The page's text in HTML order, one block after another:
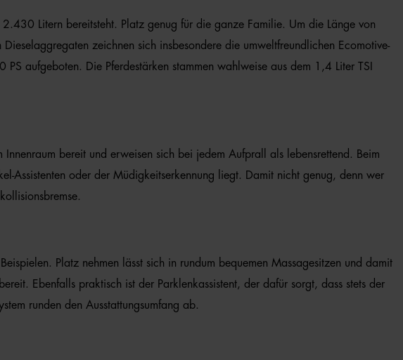
Litern bereitsteht. Platz genug für die ganze Familie. Um die Länge von
zeichnen sich insbesondere die umweltfreundlichen Ecomotive-
aufgeboten. Die Pferdestärken stammen wahlweise aus dem 1,4 Liter TSI
bereit und erweisen sich bei jedem Aufprall als lebensrettend. Beim
Assistenten oder der Müdigkeitserkennung liegt. Damit nicht genug, denn wer
Platz nehmen lässt sich in rundum bequemen Massagesitzen und damit
Ebenfalls praktisch ist der Parklenkassistent, der dafür sorgt, dass stets der
runden den Ausstattungsumfang ab.